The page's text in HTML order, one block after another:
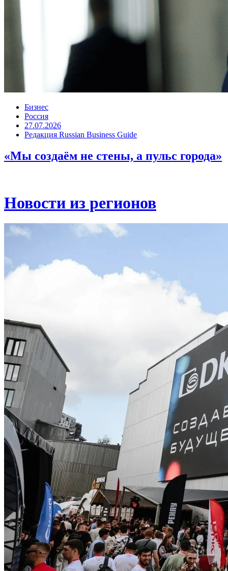
Бизнес
Россия
27.07.2026
Редакция Russian Business Guide
«Мы создаём не стены, а пульс города»
Новости из регионов